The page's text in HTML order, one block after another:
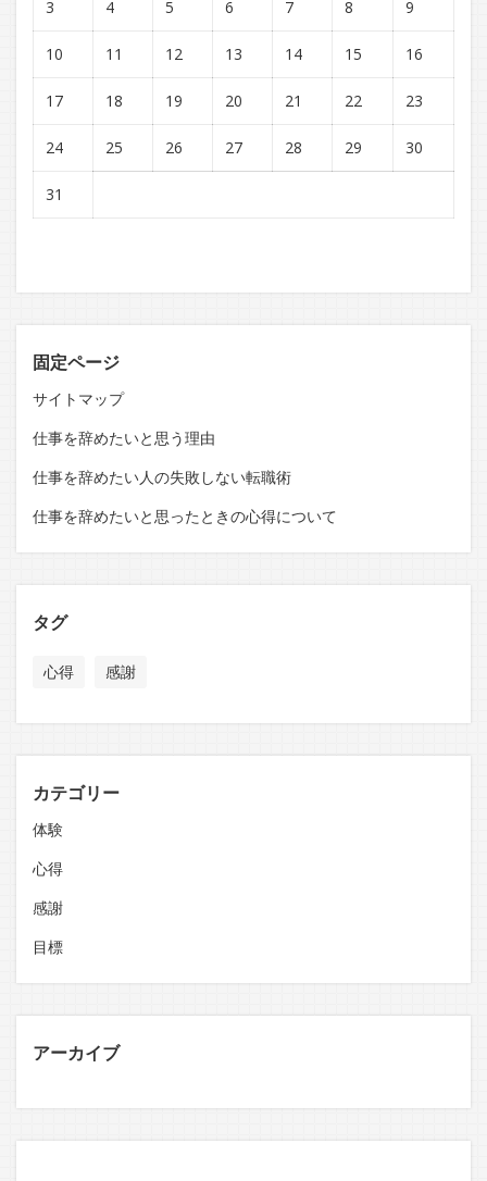
3 4 5 6 7 8 9
10 11 12 13 14 15 16
17 18 19 20 21 22 23
24 25 26 27 28 29 30
31
固定ページ
サイトマップ
仕事を辞めたいと思う理由
仕事を辞めたい人の失敗しない転職術
仕事を辞めたいと思ったときの心得について
タグ
心得 感謝
カテゴリー
体験
心得
感謝
目標
アーカイブ